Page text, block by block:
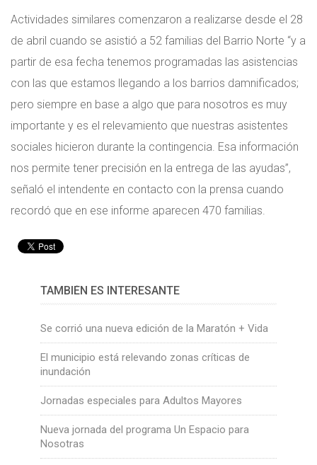
Actividades similares comenzaron a realizarse desde el 28
de abril cuando se asistió a 52 familias del Barrio Norte “y a
partir de esa fecha tenemos programadas las asistencias
con las que estamos llegando a los barrios damnificados;
pero siempre en base a algo que para nosotros es muy
importante y es el relevamiento que nuestras asistentes
sociales hicieron durante la contingencia. Esa información
nos permite tener precisión en la entrega de las ayudas”,
señaló el intendente en contacto con la prensa cuando
recordó que en ese informe aparecen 470 familias.
TAMBIÉN ES INTERESANTE
Se corrió una nueva edición de la Maratón + Vida
El municipio está relevando zonas críticas de
inundación
Jornadas especiales para Adultos Mayores
Nueva jornada del programa Un Espacio para
Nosotras